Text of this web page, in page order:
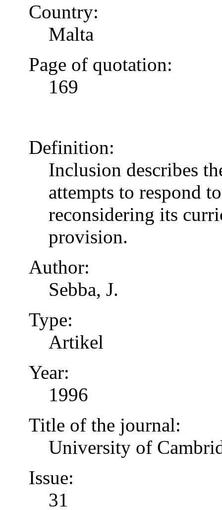
Country:
Malta
Page of quotation:
169
Definition:
Inclusion describes
attempts to respond
reconsidering its
provision.
Author:
Sebba, J.
Type:
Artikel
Year:
1996
Title of the journal:
University of
Issue:
31